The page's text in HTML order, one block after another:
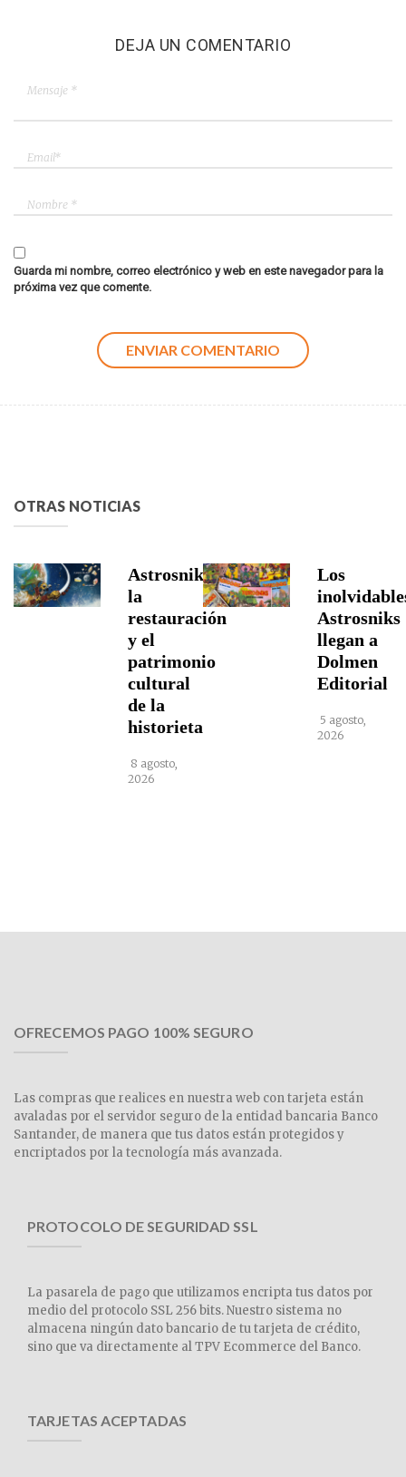
DEJA UN COMENTARIO
Guarda mi nombre, correo electrónico y web en este navegador para la
próxima vez que comente.
OTRAS NOTICIAS
Astrosniks,
la
restauración
y el
patrimonio
cultural
de la
historieta
8 agosto,
2026
Los
Astrosniks
llegan a
Dolmen
Editorial
5 agosto,
2026
OFRECEMOS PAGO 100% SEGURO
Las compras que realices en nuestra web con tarjeta están
avaladas por el servidor seguro de la entidad bancaria Banco
Santander, de manera que tus datos están protegidos y
encriptados por la tecnología más avanzada.
PROTOCOLO DE SEGURIDAD SSL
La pasarela de pago que utilizamos encripta tus datos por
medio del protocolo SSL 256 bits. Nuestro sistema no
almacena ningún dato bancario de tu tarjeta de crédito,
sino que va directamente al TPV Ecommerce del Banco.
TARJETAS ACEPTADAS